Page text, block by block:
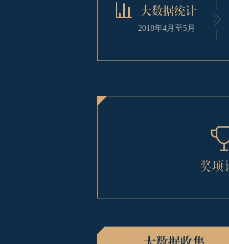
2018年4月至5月